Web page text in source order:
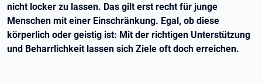
nicht locker zu lassen. Das gilt erst recht für junge
Menschen mit einer Einschränkung. Egal, ob diese
körperlich oder geistig ist: Mit der richtigen Unterstützung
und Beharrlichkeit lassen sich Ziele oft doch erreichen.